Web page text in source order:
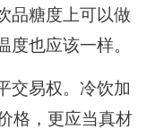
品糖度上可以做
也应该一样。
易权。冷饮加
格，更应当真材